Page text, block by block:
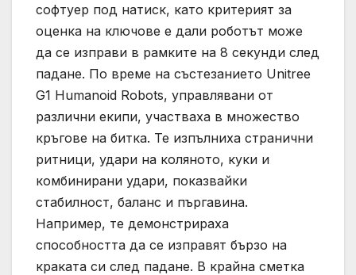
софтуер под натиск, като критерият за
оценка на ключове е дали роботът може
да се изправи в рамките на 8 секунди след
падане. По време на състезанието Unitree
G1 Humanoid Robots, управлявани от
различни екипи, участваха в множество
кръгове на битка. Те изпълниха странични
ритници, удари на коляното, куки и
комбинирани удари, показвайки
стабилност, баланс и пъргавина.
Например, те демонстрираха
способността да се изправят бързо на
краката си след падане. В крайна сметка